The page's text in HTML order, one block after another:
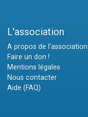
L'association
A propos de l'association
Faire un don !
Mentions légales
Nous contacter
Aide (FAQ)